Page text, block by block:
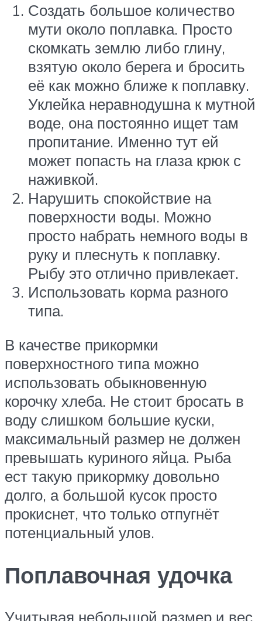
Создать большое количество
мути около поплавка. Просто
скомкать землю либо глину,
взятую около берега и бросить
её как можно ближе к поплавку.
Уклейка неравнодушна к мутной
воде, она постоянно ищет там
пропитание. Именно тут ей
может попасть на глаза крюк с
наживкой.
Нарушить спокойствие на
поверхности воды. Можно
просто набрать немного воды в
руку и плеснуть к поплавку.
Рыбу это отлично привлекает.
Использовать корма разного
типа.
В качестве прикормки
поверхностного типа можно
использовать обыкновенную
корочку хлеба. Не стоит бросать в
воду слишком большие куски,
максимальный размер не должен
превышать куриного яйца. Рыба
ест такую прикормку довольно
долго, а большой кусок просто
прокиснет, что только отпугнёт
потенциальный улов.
Поплавочная удочка
Учитывая небольшой размер и вес